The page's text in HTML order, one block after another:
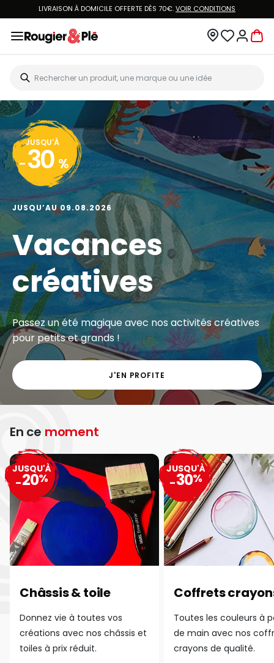
VOUS ÊTES CLIENT ROUGIER&PLÉ ? CRÉEZ UN NOUVEAU MOT DE PASSE ET ACCÉDEZ
ÀVOTRE COMPTE.
JUSQU'À
- 20 %
JUSQU’AU 13.08.2026
Big Art
Exclu web - Gros volumes à petits prix sur une
grande sélection de matériel artistique.
J'EN PROFITE
En ce moment
Châssis & toile
Donnez vie à toutes vos
créations avec nos châssis et
toiles à prix réduit.
JUSQU'À
-20%
Coffrets
Toutes les couleurs à
de main avec nos
crayons de qualité.
JUSQU'À
-30%